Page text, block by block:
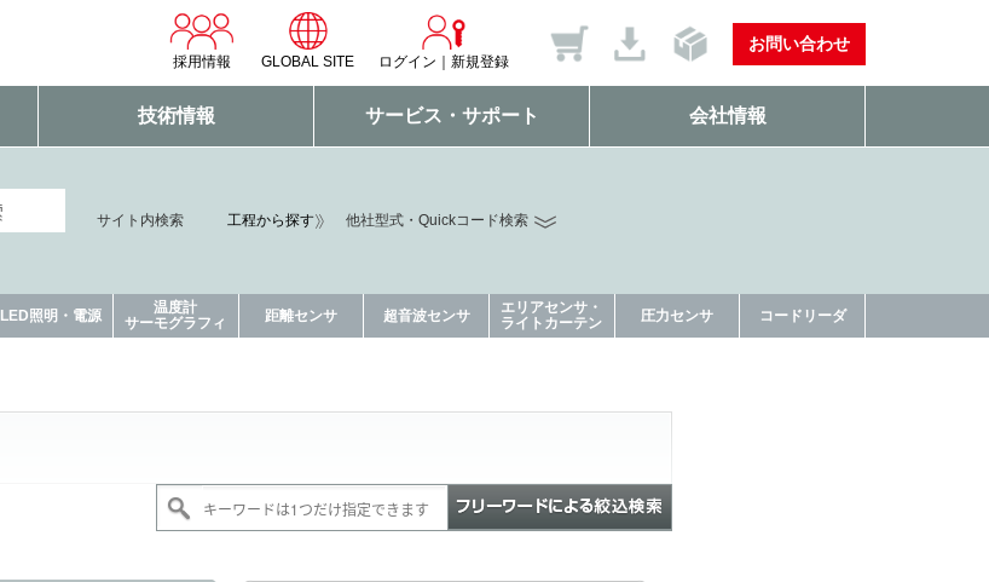
採用情報 GLOBAL SITE ログイン 新規登録
お問い合わせ
技術情報 サービス・サポート 会社情報
サイト内検索 工程から探す 他社型式・Quickコード検索
LED照明・電源
温度計
サーモグラフィ
距離センサ 超音波センサ
エリアセンサ・
ライトカーテン
圧力センサ コードリーダ